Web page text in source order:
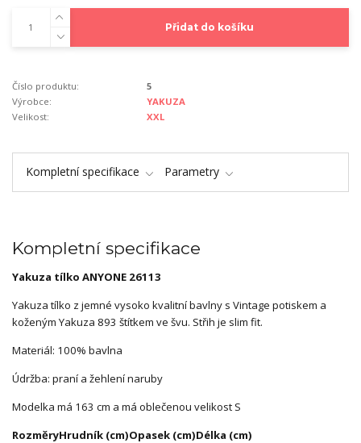
Přidat do košíku
Číslo produktu:
5
Výrobce:
YAKUZA
Velikost:
XXL
Kompletní specifikace Parametry
Kompletní specifikace
Yakuza tílko ANYONE 26113
Yakuza tílko z jemné vysoko kvalitní bavlny s Vintage potiskem a
koženým Yakuza 893 štítkem ve švu. Střih je slim fit.
Materiál: 100% bavlna
Údržba: praní a žehlení naruby
Modelka má 163 cm a má oblečenou velikost S
RozměryHrudník (cm)Opasek (cm)Délka (cm)